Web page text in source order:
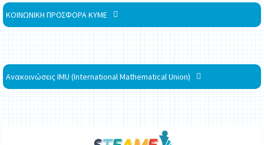
ΚΟΙΝΩΝΙΚΗ ΠΡΟΣΦΟΡΑ ΚΥΜΕ
Ανακοινώσεις IMU (International Mathematical Union)